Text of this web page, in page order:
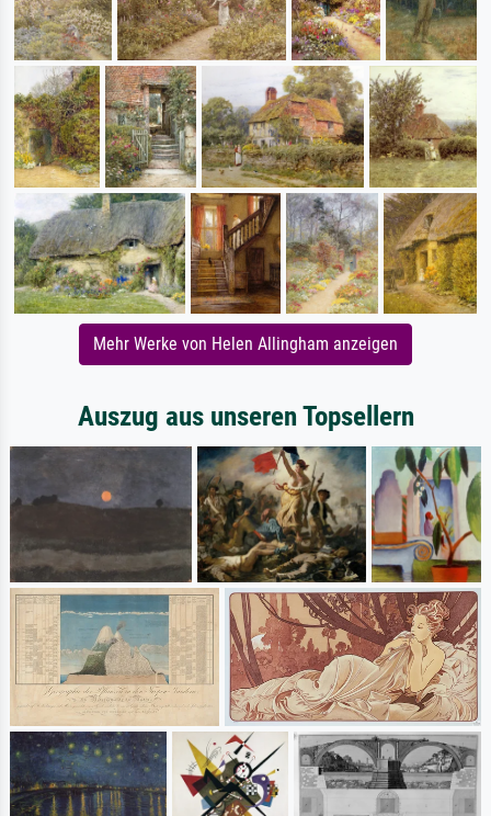
Mehr Werke von Helen Allingham anzeigen
Auszug aus unseren Topsellern